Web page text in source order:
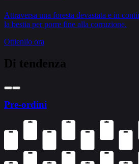
Attraversa una foresta devastata e in
la bestia per porre fine alla corruzione.
Ottienilo ora
Di tendenza
Pre-ordini